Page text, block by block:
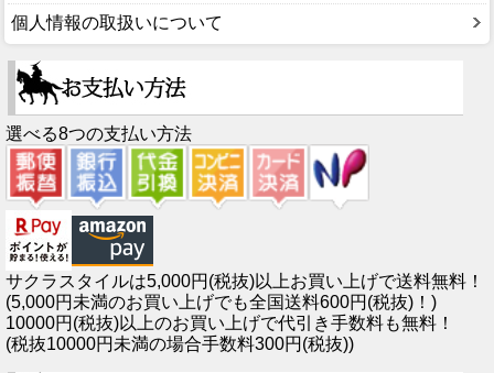
個人情報の取扱いについて
選べる8つの支払い方法
サクラスタイルは5,000円(税抜)以上お買い上げで送料無料！
(5,000円未満のお買い上げでも全国送料600円(税抜)！)
10000円(税抜)以上のお買い上げで代引き手数料も無料！
(税抜10000円未満の場合手数料300円(税抜))